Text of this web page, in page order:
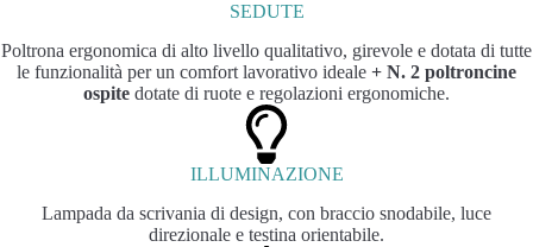
SEDUTE
Poltrona ergonomica di alto livello qualitativo, girevole e dotata di tutte
le funzionalità per un comfort lavorativo ideale + N. 2 poltroncine
ospite dotate di ruote e regolazioni ergonomiche.
ILLUMINAZIONE
Lampada da scrivania di design, con braccio snodabile, luce
direzionale e testina orientabile.